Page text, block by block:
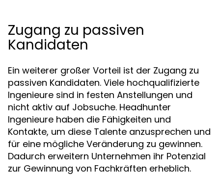
Zugang zu passiven
Kandidaten
Ein weiterer großer Vorteil ist der Zugang zu
passiven Kandidaten. Viele hochqualifizierte
Ingenieure sind in festen Anstellungen und
nicht aktiv auf Jobsuche. Headhunter
Ingenieure haben die Fähigkeiten und
Kontakte, um diese Talente anzusprechen und
für eine mögliche Veränderung zu gewinnen.
Dadurch erweitern Unternehmen ihr Potenzial
zur Gewinnung von Fachkräften erheblich.